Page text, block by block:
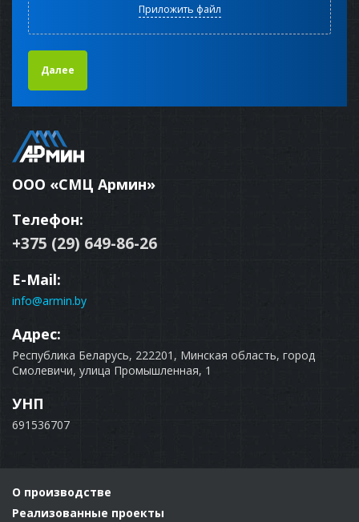
Приложить файл
Далее
ООО «СМЦ Армин»
Телефон:
+375 (29) 649-86-26
E-Mail:
info@armin.by
Адрес:
Республика Беларусь, 222201, Минская область, город
Смолевичи, улица Промышленная, 1
УНП
691536707
О производстве
Реализованные проекты